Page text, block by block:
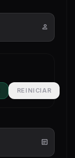
person
REINICIAR
article